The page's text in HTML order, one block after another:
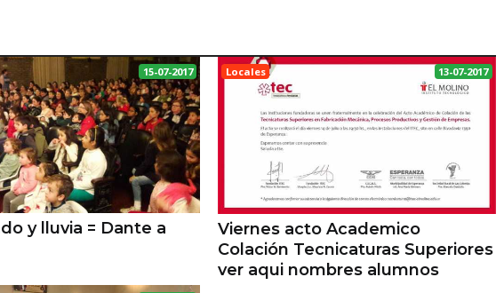
15-07-2017
y lluvia = Dante a
Locales 13-07-2017
ESPERANZA
Viernes acto Academico
Colación Tecnicaturas Superiores
ver aqui nombres alumnos